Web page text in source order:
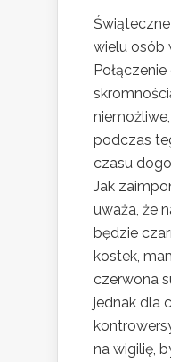
wielu osób
podczas
czasu
Jak
uważa, że
będzie
kostek,
czerwona
jednak dla
na wigilię,